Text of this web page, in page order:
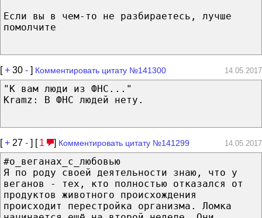
Если вы в чем-то не разбираетесь, лучше
помолчите
[+ 30 - ] Комментировать цитату №141300 14.05.2017
"К вам люди из ФНС..."
Kramz: В ФНС людей нету.
[+ 27 - ] [ 1 ] Комментировать цитату №141299 14.05.2017
#о_веганах_с_любовью
Я по роду своей деятельности знаю, что у
веганов - тех, кто полностью отказался от
продуктов животного происхождения
происходит перестройка организма. Ломка